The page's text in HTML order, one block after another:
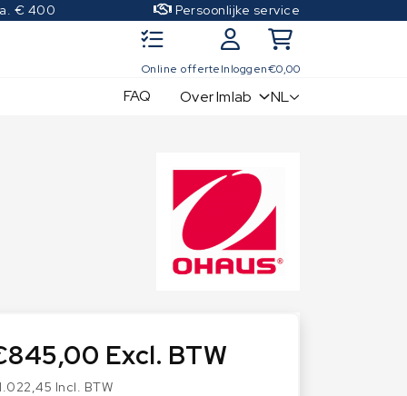
€ 400 Persoonlijke service
Online offerteInloggen€0,00
Kwaliteitscontrole sets
OIML Klasse M2
OIML Klasse M3
FAQ Over Imlab NL
845,00 Excl. BTW
Incl. BTW